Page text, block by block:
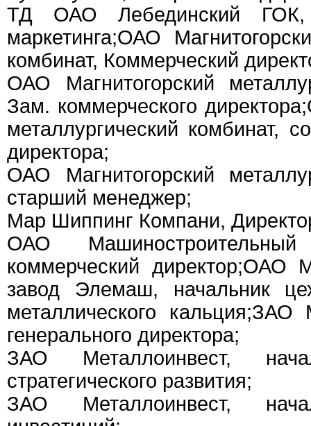
ТД ОАО Лебединский ГОК,
маркетинга;ОАО
комбинат, Коммерческий
ОАО Магнитогорский
Зам. коммерческого
металлургический комбинат,
директора;
ОАО Магнитогорский
старший менеджер;
Мар Шиппинг Компани,
ОАО
коммерческий директор;ОАО
завод Элемаш, начальник
металлического кальция;ЗАО
генерального директора;
ЗАО Металлоинвест,
стратегического развития;
ЗАО Металлоинвест,